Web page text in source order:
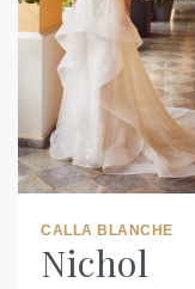
CALLA BLANCHE
Nichol